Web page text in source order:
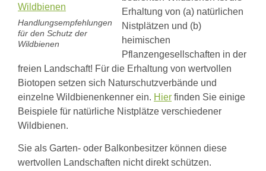
Schöpfung
Einer
einen
Superorganismus
Biene
Walburg
Links
Wildbienen
Wildbienenarten
Bestäubungsfunktion
Schutz
Hilfe
Literatur
Links
Bienenfreundlich
Allgemein
Links
Handlungsempfehlungen
für den Schutz der
Wildbienen
Erhaltung von (a) natürlichen
Nistplätzen und (b)
heimischen
Pflanzengesellschaften in der
freien Landschaft! Für die Erhaltung von wertvollen
Biotopen setzen sich Naturschutzverbände und
einzelne Wildbienenkenner ein. Hier finden Sie einige
Beispiele für natürliche Nistplätze verschiedener
Wildbienen.
Sie als Garten- oder Balkonbesitzer können diese
wertvollen Landschaften nicht direkt schützen.